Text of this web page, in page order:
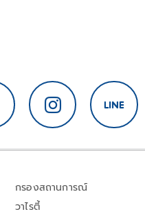
กรองสถานการณ์
วาไรตี้